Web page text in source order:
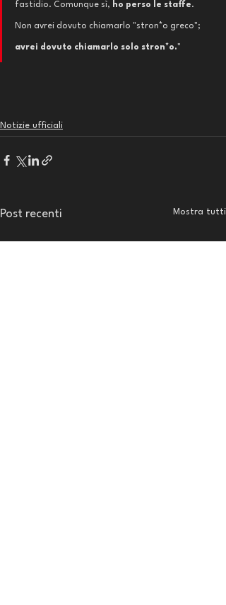
fastidio. Comunque sì, ho perso le staffe.
Non avrei dovuto chiamarlo "stron*o greco";
avrei dovuto chiamarlo solo stron*o."
Notizie ufficiali
Post recenti Mostra tutti